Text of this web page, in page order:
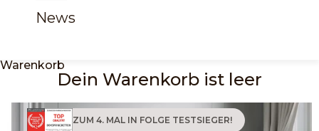
News
Warenkorb
Dein Warenkorb ist leer
ZUM 4. MAL IN FOLGE TESTSIEGER!